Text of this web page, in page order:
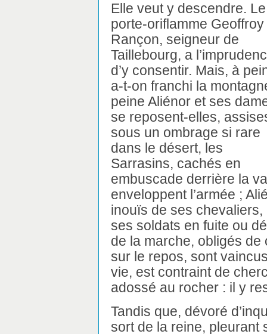
Elle veut y descendre. Le
porte-oriflamme Geoffroy
Rançon, seigneur de
Taillebourg, a
d’y consentir. Mais, à
a-t-on franchi la
peine Aliénor et ses
se reposent-elles,
sous un ombrage si rare
dans le désert, les
Sarrasins, cachés en
embuscade derrière la
enveloppent l’armée ;
inouïs de ses
ses soldats en fuite ou
de la marche, obligés
sur le repos, sont
vie, est contraint de
adossé au rocher : il y
Tandis que, dévoré
sort de la reine, pleurant